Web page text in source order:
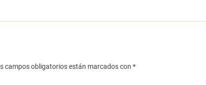
campos obligatorios están marcados con *